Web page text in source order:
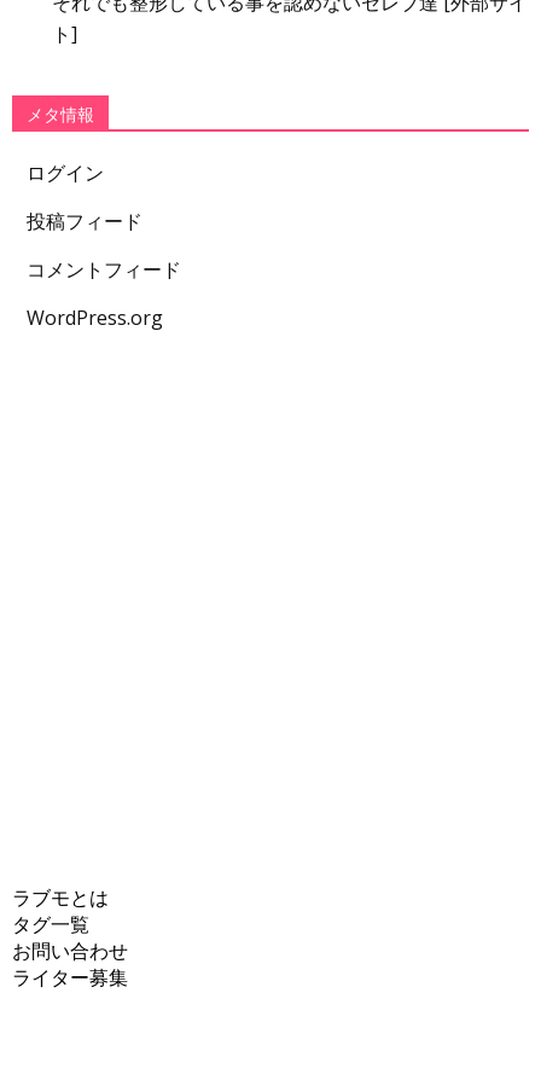
ト]
メタ情報
ログイン
投稿フィード
コメントフィード
WordPress.org
ラブモとは
タグ一覧
お問い合わせ
ライター募集